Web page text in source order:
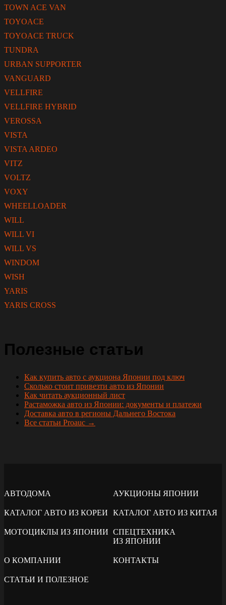
TOWN ACE VAN
TOYOACE
TOYOACE TRUCK
TUNDRA
URBAN SUPPORTER
VANGUARD
VELLFIRE
VELLFIRE HYBRID
VEROSSA
VISTA
VISTA ARDEO
VITZ
VOLTZ
VOXY
WHEELLOADER
WILL
WILL VI
WILL VS
WINDOM
WISH
YARIS
YARIS CROSS
Полезные статьи
Как купить авто с аукциона Японии под ключ
Сколько стоит привезти авто из Японии
Как читать аукционный лист
Растаможка авто из Японии: документы и платежи
Доставка авто в регионы Дальнего Востока
Все статьи Proauc →
АВТОДОМА АУКЦИОНЫ ЯПОНИИ
КАТАЛОГ АВТО ИЗ КОРЕИ КАТАЛОГ АВТО ИЗ КИТАЯ
МОТОЦИКЛЫ ИЗ ЯПОНИИ СПЕЦТЕХНИКА
ИЗ ЯПОНИИ
О КОМПАНИИ КОНТАКТЫ
СТАТЬИ И ПОЛЕЗНОЕ